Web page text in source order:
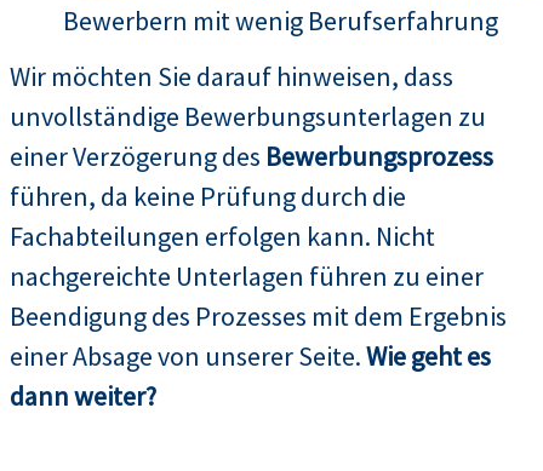
Bewerbern mit wenig Berufserfahrung
Wir möchten Sie darauf hinweisen, dass
unvollständige Bewerbungsunterlagen zu
einer Verzögerung des Bewerbungsprozess
führen, da keine Prüfung durch die
Fachabteilungen erfolgen kann. Nicht
nachgereichte Unterlagen führen zu einer
Beendigung des Prozesses mit dem Ergebnis
einer Absage von unserer Seite.Wie geht es
dann weiter?